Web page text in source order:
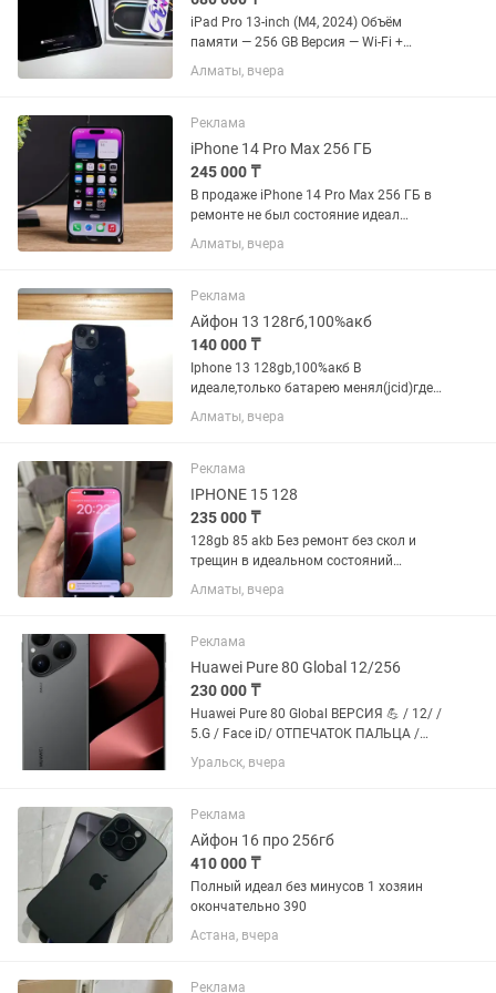
iPad Pro 13-inch (M4, 2024) Объём
памяти — 256 GB Версия — Wi-Fi +
Cellular (5G, eSIM) Покупался для себя,
планировал использовать для
почти не использовался и...
Алматы, вчера
Реклама
iPhone 14 Pro Max 256 ГБ
245 000 ₸
В продаже iPhone 14 Pro Max 256 ГБ в
ремонте не был состояние идеал
коробка и Зарядка в наличии
Алматы, вчера
Реклама
Айфон 13 128гб,100%акб
140 000 ₸
Iphone 13 128gb,100%акб В
идеале,только батарею менял(jcid)где
то 2недели назад.Заряд держит на
весь день Стоит защитка,дисплей
айфон Телефон всегда
использовался...
Алматы, вчера
Реклама
IPHONE 15 128
235 000 ₸
128gb 85 akb Без ремонт без скол и
трещин в идеальном состояний
Перекупы мимо .Торг минимальная
Алматы, вчера
Реклама
Huawei Pure 80 Global 12/256
230 000 ₸
Huawei Pure 80 Global ВЕРСИЯ 💪 / 12/ /
5.G / Face iD/ ОТПЕЧАТОК ПАЛЬЦА /
СОСТОЯНИЕ ИДЕАЛ ПРЯМ / НА
КАСПИЙ 350 стоит / УРАЛЬСК АКСАЙ
Уральск, вчера
Реклама
Айфон 16 про 256гб
410 000 ₸
Полный идеал без минусов 1 хозяин
окончательно 390
Астана, вчера
Реклама